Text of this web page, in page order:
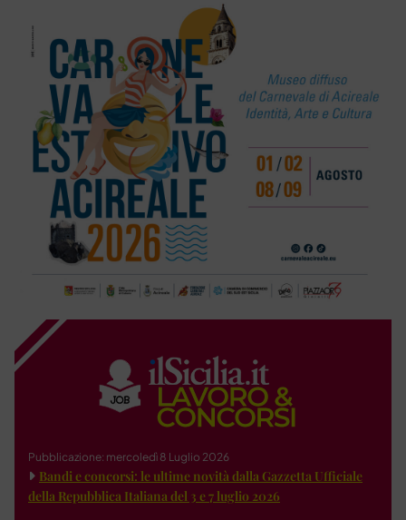
Pubblicazione: mercoledì 8 Luglio 2026
Bandi e concorsi: le ultime novità dalla Gazzetta Ufficiale
della Repubblica Italiana del 3 e 7 luglio 2026